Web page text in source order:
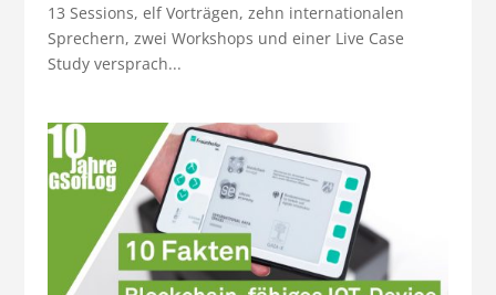
13 Sessions, elf Vorträgen, zehn internationalen
Sprechern, zwei Workshops und einer Live Case
Study versprach...